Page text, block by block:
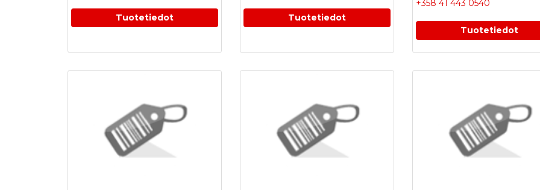
Tuotetiedot Tuotetiedot
+358 41 443 0540
Tuotetiedot